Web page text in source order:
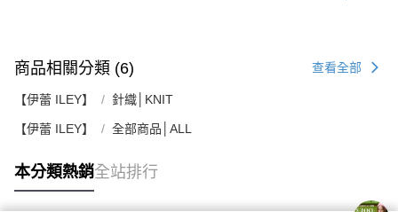
商品相關分類 (6) 查看全部
【伊蕾 ILEY】 針織│KNIT
【伊蕾 ILEY】 全部商品│ALL
本分類熱銷全站排行